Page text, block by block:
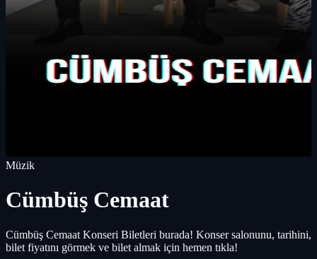
Müzik
Cümbüş Cemaat
Cümbüş Cemaat Konseri Biletleri burada! Konser salonunu, tarihini,
bilet fiyatını görmek ve bilet almak için hemen tıkla!